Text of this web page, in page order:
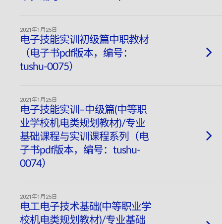
2021年1月25日
电子技能实训初级篇中职教材
（电子书pdf版本，编号：
tushu-0075）
2021年1月25日
电子技能实训–中级篇(中等职
业学校机电类规划教材)/专业
基础课程与实训课程系列（电
子书pdf版本，编号：tushu-
0074）
2021年1月25日
电工电子技术基础(中等职业学
校机电类规划教材)/专业基础